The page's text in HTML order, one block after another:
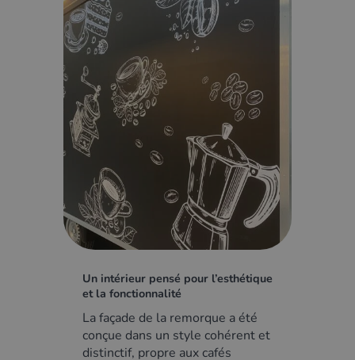
Un intérieur pensé pour l’esthétique
et la fonctionnalité
La façade de la remorque a été
conçue dans un style cohérent et
distinctif, propre aux cafés